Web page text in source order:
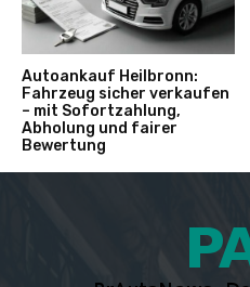
Autoankauf Heilbronn:
Fahrzeug sicher verkaufen
– mit Sofortzahlung,
Abholung und fairer
Bewertung